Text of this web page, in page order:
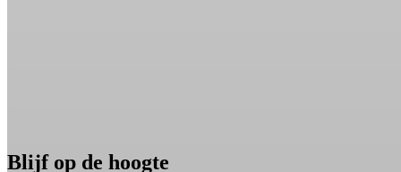
Blijf op de hoogte